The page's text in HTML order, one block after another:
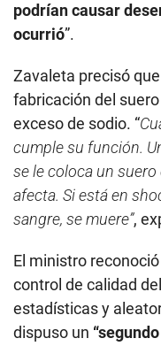
podrían causar
ocurrió”.
Zavaleta precisó
fabricación del
exceso de sodio. “
cumple su función.
se le coloca un
afecta. Si está en
sangre, se muere”,
El ministro
control de calidad
estadísticas y
dispuso un